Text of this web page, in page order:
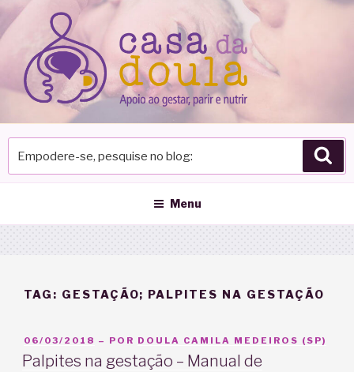
Pular
para
conteúdo
pesquise
blog
Menu
TAG: GESTAÇÃO; PALPITES NA GESTAÇÃO
PUBLICADO
EM
06/03/2018 – POR DOULA CAMILA MEDEIROS (SP)
Palpites na gestação – Manual de